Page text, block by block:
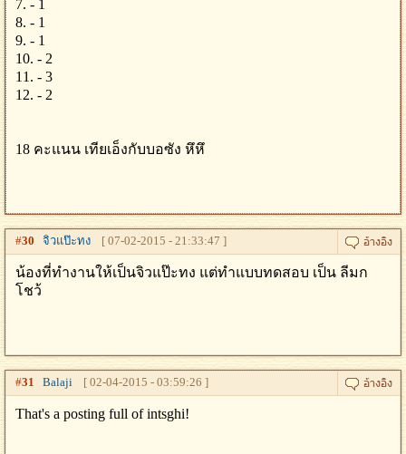
7. - 1
8. - 1
9. - 1
10. - 2
11. - 3
12. - 2
18 คะแนน เทียเอ็งกับบอซัง หึหึ
#30 จิวแป๊ะทง [ 07-02-2015 - 21:33:47 ]
น้องที่ทำงานให้เป็นจิวแป๊ะทง แต่ทำแบบทดสอบ เป็น ลีมก
โชว้
#31 Balaji [ 02-04-2015 - 03:59:26 ]
That's a posting full of intsghi!